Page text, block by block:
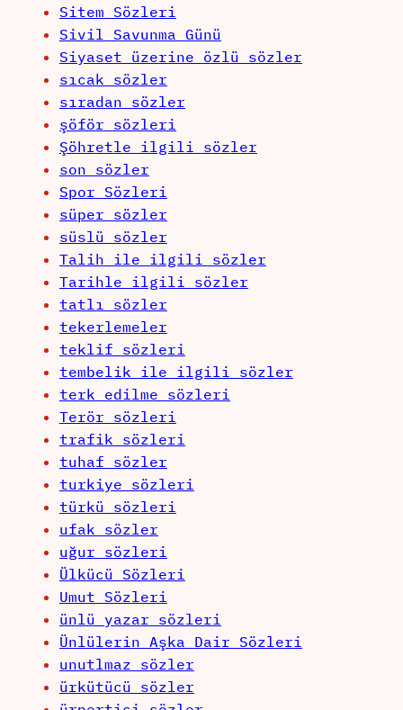
Sitem Sözleri
Sivil Savunma Günü
Siyaset üzerine özlü sözler
sıcak sözler
sıradan sözler
şöför sözleri
Şöhretle ilgili sözler
son sözler
Spor Sözleri
süper sözler
süslü sözler
Talih ile ilgili sözler
Tarihle ilgili sözler
tatlı sözler
tekerlemeler
teklif sözleri
tembelik ile ilgili sözler
terk edilme sözleri
Terör sözleri
trafik sözleri
tuhaf sözler
turkiye sözleri
türkü sözleri
ufak sözler
uğur sözleri
Ülkücü Sözleri
Umut Sözleri
ünlü yazar sözleri
Ünlülerin Aşka Dair Sözleri
unutlmaz sözler
ürkütücü sözler